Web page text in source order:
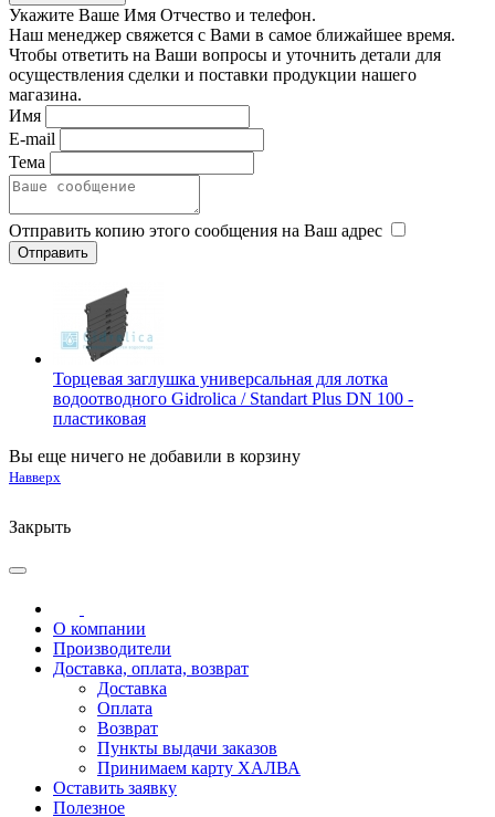
Укажите Ваше Имя Отчество и телефон.
Наш менеджер свяжется с Вами в самое ближайшее время.
Чтобы ответить на Ваши вопросы и уточнить детали для
осуществления сделки и поставки продукции нашего
магазина.
Имя
E-mail
Тема
Отправить копию этого сообщения на Ваш адрес
Торцевая заглушка универсальная для лотка
водоотводного Gidrolica / Standart Plus DN 100 -
пластиковая
Вы еще ничего не добавили в корзину
Навверх
Закрыть
О компании
Производители
Доставка, оплата, возврат
Доставка
Оплата
Возврат
Пункты выдачи заказов
Принимаем карту ХАЛВА
Оставить заявку
Полезное